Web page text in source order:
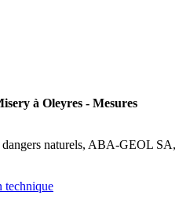
à Oleyres - Mesures
dangers naturels, ABA-GEOL SA,
technique